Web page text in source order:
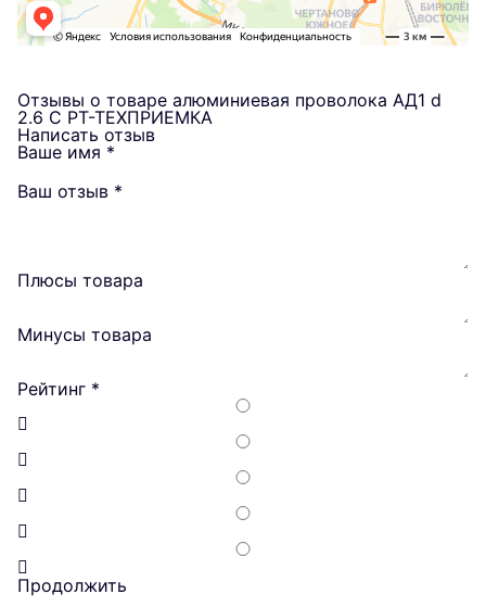
Отзывы о товаре алюминиевая проволока АД1 d
2.6 С РТ-ТЕХПРИЕМКА
Написать отзыв
Ваше имя *
Ваш отзыв *
Плюсы товара
Минусы товара
Рейтинг *
Продолжить